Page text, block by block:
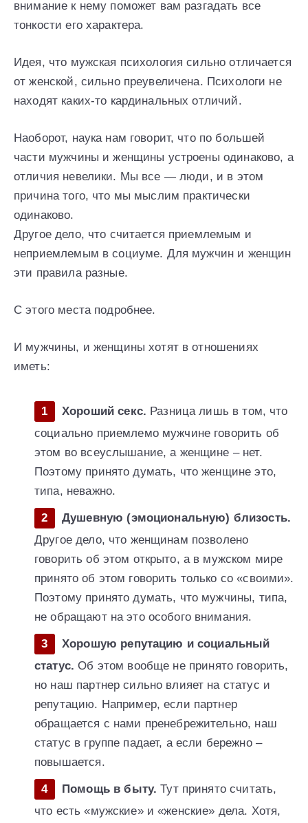
внимание к нему поможет вам разгадать все
тонкости его характера.
Идея, что мужская психология сильно отличается
от женской, сильно преувеличена. Психологи не
находят каких-то кардинальных отличий.
Наоборот, наука нам говорит, что по большей
части мужчины и женщины устроены одинаково, а
отличия невелики. Мы все — люди, и в этом
причина того, что мы мыслим практически
одинаково.
Другое дело, что считается приемлемым и
неприемлемым в социуме. Для мужчин и женщин
эти правила разные.
С этого места подробнее.
И мужчины, и женщины хотят в отношениях
иметь:
Хороший секс. Разница лишь в том, что
социально приемлемо мужчине говорить об
этом во всеуслышание, а женщине – нет.
Поэтому принято думать, что женщине это,
типа, неважно.
Душевную (эмоциональную) близость.
Другое дело, что женщинам позволено
говорить об этом открыто, а в мужском мире
принято об этом говорить только со «своими».
Поэтому принято думать, что мужчины, типа,
не обращают на это особого внимания.
Хорошую репутацию и социальный
статус. Об этом вообще не принято говорить,
но наш партнер сильно влияет на статус и
репутацию. Например, если партнер
обращается с нами пренебрежительно, наш
статус в группе падает, а если бережно –
повышается.
Помощь в быту. Тут принято считать,
что есть «мужские» и «женские» дела. Хотя,